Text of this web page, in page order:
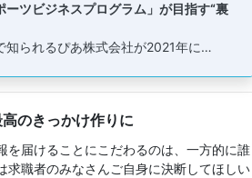
ーツビジネスプログラム」が目指す“裏
知られるぴあ株式会社が2021年に…
のきっかけ作りに
を届けることにこだわるのは、一方的に誰
職者のみなさんご自身に決断してほしい